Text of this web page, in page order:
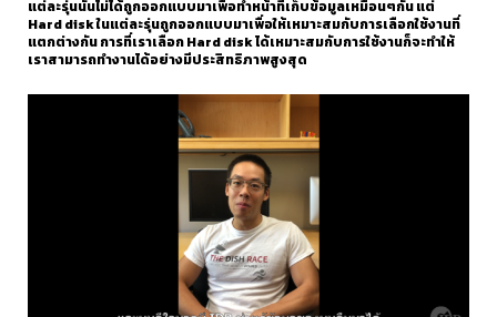
แต่ละรุ่นนั้นไม่ได้ถูกออกแบบมาเพื่อทำหน้าที่เก็บข้อมูลเหมือนๆกัน แต่
Hard disk ในแต่ละรุ่นถูกออกแบบมาเพื่อให้เหมาะสมกับการเลือกใช้งานที่
แตกต่างกัน การที่เราเลือก Hard disk ได้เหมาะสมกับการใช้งานก็จะทำให้
เราสามารถทำงานได้อย่างมีประสิทธิภาพสูงสุด